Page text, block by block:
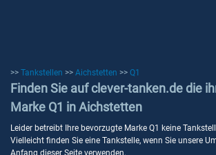
>> Tankstellen >> Aichstetten >> Q1
Finden Sie auf clever-tanken.de die
Marke Q1 in Aichstetten
Leider betreibt Ihre bevorzugte Marke Q1 keine
Vielleicht finden Sie eine Tankstelle, wenn Sie unsere
Anfang dieser Seite verwenden.